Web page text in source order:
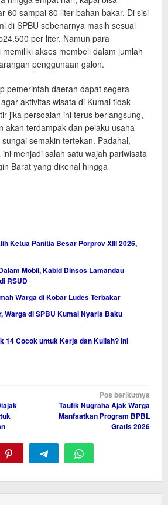
60 sampai 80 liter bahan bakar. Di sisi
di SPBU sebenarnya masih sesuai
per liter. Namun para
akses membeli dalam jumlah
penggunaan galon.
pemerintah daerah dapat segera
aktivitas wisata di Kumai tidak
jika persoalan ini terus berlangsung,
akan terdampak dan pelaku usaha
semakin tertekan. Padahal,
menjadi salah satu wajah pariwisata
Barat yang dikenal hingga
Ketua Panitia Besar Porprov XIII 2026,
Mobil, Kabid Dinsos Lamandau
RSUD
Warga di Kobar Ludes Terbakar
Warga di SPBU Kumai Nyaris Baku
14 Cocok untuk Kerja dan Kuliah? Ini
Pos berikutnya
Taufik Nugraha Ajak Warga
Manfaatkan Program BPBL
Gratis 2026